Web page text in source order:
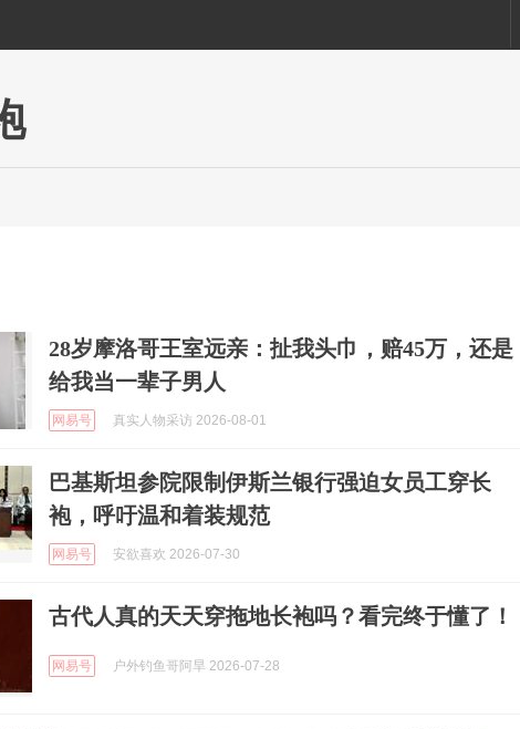
28岁摩洛哥王室远亲：扯我头巾，赔45万，还是
给我当一辈子男人
网易号 真实人物采访 2026-08-01
巴基斯坦参院限制伊斯兰银行强迫女员工穿长
袍，呼吁温和着装规范
网易号 安欲喜欢 2026-07-30
古代人真的天天穿拖地长袍吗？看完终于懂了！
网易号 户外钓鱼哥阿旱 2026-07-28